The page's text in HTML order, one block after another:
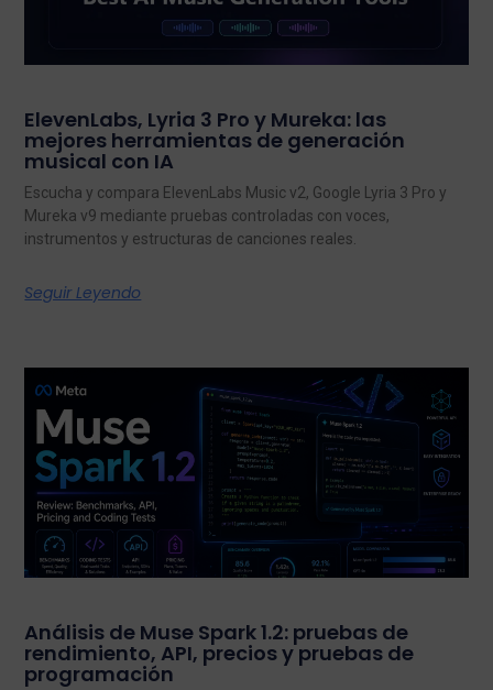
ElevenLabs, Lyria 3 Pro y Mureka: las
mejores herramientas de generación
musical con IA
Escucha y compara ElevenLabs Music v2, Google Lyria 3 Pro y
Mureka v9 mediante pruebas controladas con voces,
instrumentos y estructuras de canciones reales.
Seguir Leyendo
Análisis de Muse Spark 1.2: pruebas de
rendimiento, API, precios y pruebas de
programación